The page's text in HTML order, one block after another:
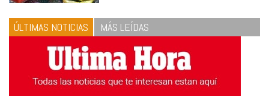
ÚLTIMAS NOTICIAS MÁS LEÍDAS